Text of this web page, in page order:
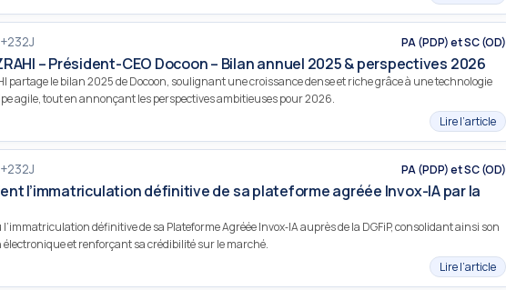
PA (PDP) et SC (OD)
– Président-CEO Docoon – Bilan annuel 2025 & perspectives 2026
partage le bilan 2025 de Docoon, soulignant une croissance dense et riche grâce à une technologie
agile, tout en annonçant les perspectives ambitieuses pour 2026.
Lire l’article
PA (PDP) et SC (OD)
l’immatriculation définitive de sa plateforme agréée Invox-IA par la
définitive de sa Plateforme Agréée Invox‑IA auprès de la DGFiP, consolidant ainsi son
et renforçant sa crédibilité sur le marché.
Lire l’article